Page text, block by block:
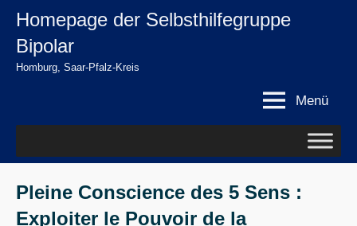
springen
Zum
springen
Homepage der Selbsthilfegruppe
Bipolar
Homburg, Saar-Pfalz-Kreis
Menü
Pleine Conscience des 5 Sens :
Exploiter le Pouvoir de la